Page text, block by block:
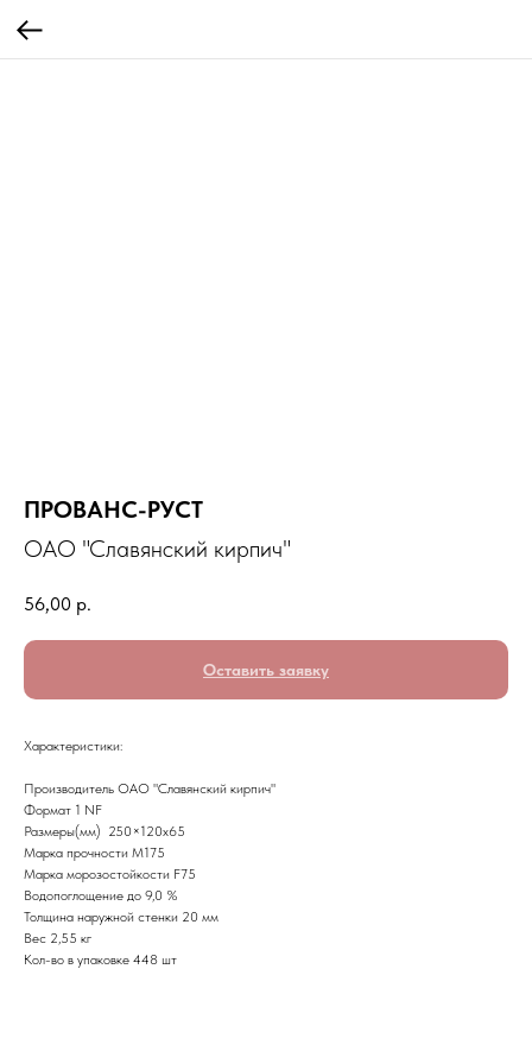
ПРОВАНС-РУСТ
ОАО "Славянский кирпич"
56,00 р.
Оставить заявку
Характеристики:
Производитель ОАО "Славянский кирпич"
Формат 1 NF
Размеры(мм) 250×120x65
Марка прочности M175
Марка морозостойкости F75
Водопоглощение до 9,0 %
Толщина наружной стенки 20 мм
Вес 2,55 кг
Кол-во в упаковке 448 шт